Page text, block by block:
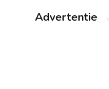
Advertentie